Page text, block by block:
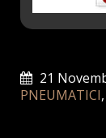
21
PNEUMATICI,